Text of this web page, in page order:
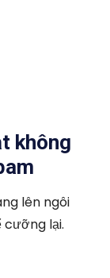
không
lên ngôi
lại.